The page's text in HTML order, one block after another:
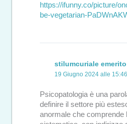
https://ifunny.co/picture/
be-vegetarian-
stilumcuriale emerito
19 Giugno 2024 alle 15:46
Psicopatologia è una
definire il settore più
anormale che comprende